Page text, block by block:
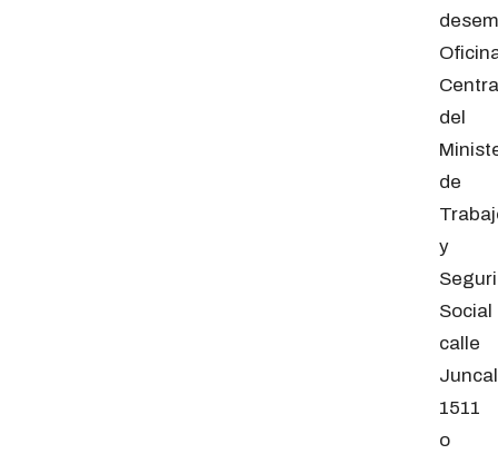
del
de
y
Social
calle
Juncal
1511
o